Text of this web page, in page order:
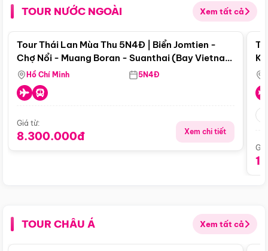
TOUR NƯỚC NGOÀI Xem tất cả
Điểm nổi bật
Tour Thái Lan Mùa Thu 5N4Đ | Biển Jomtien -
Chợ Nổi - Muang Boran - Suanthai (Bay Vietnam
Airlines)
Hồ Chí Minh 5N4Đ
Giá từ:
8.300.000đ Xem chi tiết
TOUR CHÂU Á Xem tất cả
Điểm nổi bật